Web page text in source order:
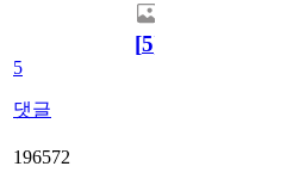
5
댓글
[5]
196572